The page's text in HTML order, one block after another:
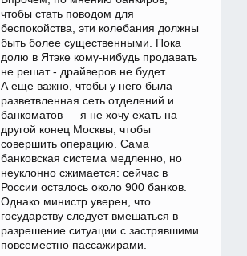
чтобы стать поводом для
беспокойства, эти колебания должны
быть более существенными. Пока
долю в Ятэке кому-нибудь продавать
не решат - драйверов не будет.
А еще важно, чтобы у него была
разветвленная сеть отделений и
банкоматов — я не хочу ехать на
другой конец Москвы, чтобы
совершить операцию. Сама
банковская система медленно, но
неуклонно сжимается: сейчас в
России осталось около 900 банков.
Однако министр уверен, что
государству следует вмешаться в
разрешение ситуации с застрявшими
повсеместно пассажирами.